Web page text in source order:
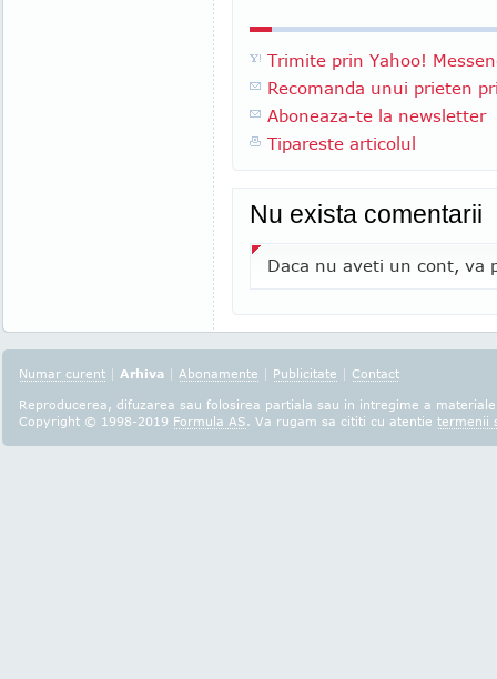
Trimite prin Yahoo!
Recomanda unui prieten
Aboneaza-te la newsletter
Tipareste articolul
Nu exista comentarii
Daca nu aveti un cont, va
Numar curent | Arhiva | Abonamente | Publicitate | Contact
Reproducerea, difuzarea sau folosirea partiala sau in intregime a
Copyright © 1998-2019 Formula AS. Va rugam sa cititi cu atentie termenii